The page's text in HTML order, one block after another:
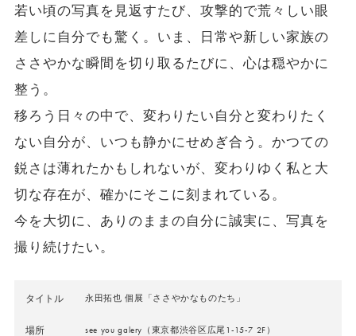
若い頃の写真を見返すたび、攻撃的で荒々しい眼
差しに自分でも驚く。いま、日常や新しい家族の
ささやかな瞬間を切り取るたびに、心は穏やかに
整う。
移ろう日々の中で、変わりたい自分と変わりたく
ない自分が、いつも静かにせめぎ合う。かつての
鋭さは薄れたかもしれないが、変わりゆく私と大
切な存在が、確かにそこに刻まれている。
今を大切に、ありのままの自分に誠実に、写真を
撮り続けたい。
タイトル 永田拓也 個展「ささやかなものたち」
場所 see you galery（東京都渋谷区広尾1-15-7 2F）